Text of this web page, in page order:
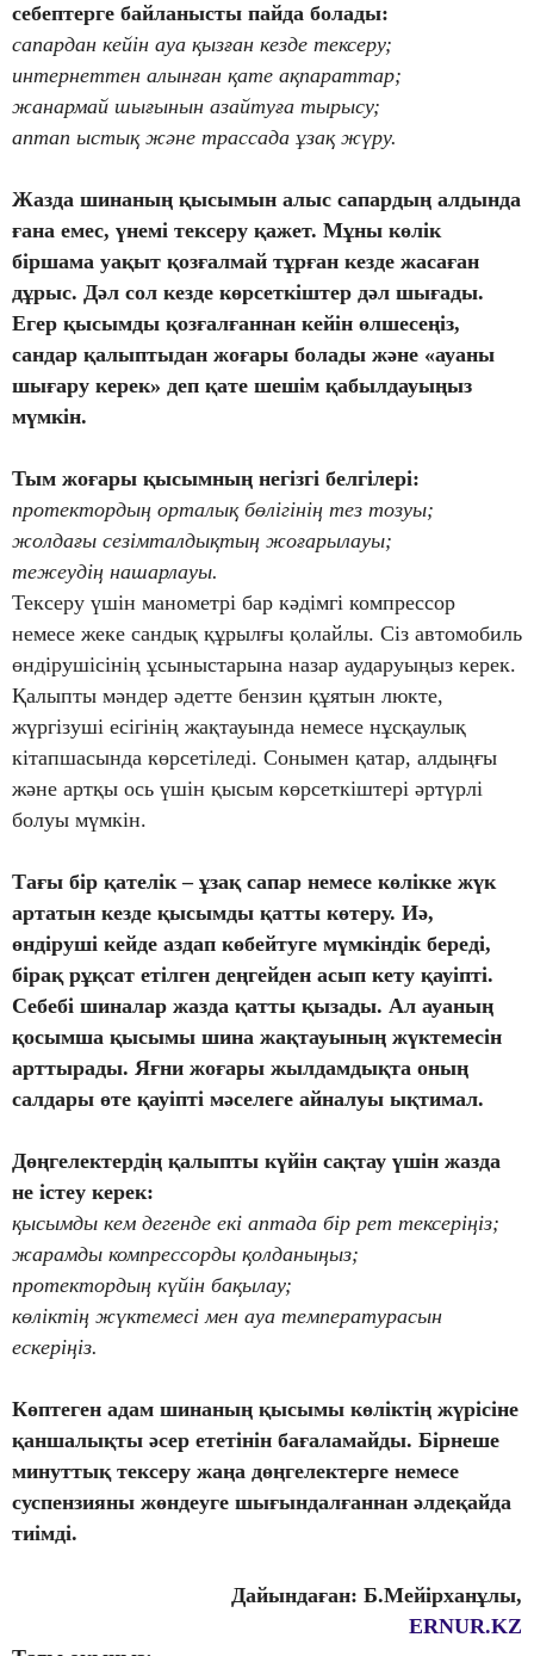
себептерге байланысты пайда болады:
сапардан кейін ауа қызған кезде тексеру;
интернеттен алынған қате ақпараттар;
жанармай шығынын азайтуға тырысу;
аптап ыстық және трассада ұзақ жүру.
Жазда шинаның қысымын алыс сапардың алдында
ғана емес, үнемі тексеру қажет. Мұны көлік
біршама уақыт қозғалмай тұрған кезде жасаған
дұрыс. Дәл сол кезде көрсеткіштер дәл шығады.
Егер қысымды қозғалғаннан кейін өлшесеңіз,
сандар қалыптыдан жоғары болады және «ауаны
шығару керек» деп қате шешім қабылдауыңыз
мүмкін.
Тым жоғары қысымның негізгі белгілері:
протектордың орталық бөлігінің тез тозуы;
жолдағы сезімталдықтың жоғарылауы;
тежеудің нашарлауы.
Тексеру үшін манометрі бар кәдімгі компрессор
немесе жеке сандық құрылғы қолайлы. Сіз автомобиль
өндірушісінің ұсыныстарына назар аударуыңыз керек.
Қалыпты мәндер әдетте бензин құятын люкте,
жүргізуші есігінің жақтауында немесе нұсқаулық
кітапшасында көрсетіледі. Сонымен қатар, алдыңғы
және артқы ось үшін қысым көрсеткіштері әртүрлі
болуы мүмкін.
Тағы бір қателік – ұзақ сапар немесе көлікке жүк
артатын кезде қысымды қатты көтеру. Иә,
өндіруші кейде аздап көбейтуге мүмкіндік береді,
бірақ рұқсат етілген деңгейден асып кету қауіпті.
Себебі шиналар жазда қатты қызады. Ал ауаның
қосымша қысымы шина жақтауының жүктемесін
арттырады. Яғни жоғары жылдамдықта оның
салдары өте қауіпті мәселеге айналуы ықтимал.
Дөңгелектердің қалыпты күйін сақтау үшін жазда
не істеу керек:
қысымды кем дегенде екі аптада бір рет тексеріңіз;
жарамды компрессорды қолданыңыз;
протектордың күйін бақылау;
көліктің жүктемесі мен ауа температурасын
ескеріңіз.
Көптеген адам шинаның қысымы көліктің жүрісіне
қаншалықты әсер ететінін бағаламайды. Бірнеше
минуттық тексеру жаңа дөңгелектерге немесе
суспензияны жөндеуге шығындалғаннан әлдеқайда
тиімді.
Дайындаған: Б.Мейірханұлы,
ERNUR.KZ